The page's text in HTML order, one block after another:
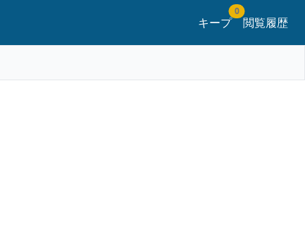
キープ
0
閲覧履歴